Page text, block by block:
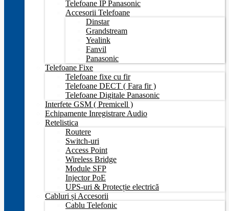
Telefoane IP Panasonic
Accesorii Telefoane
Dinstar
Grandstream
Yealink
Fanvil
Panasonic
Telefoane Fixe
Telefoane fixe cu fir
Telefoane DECT ( Fara fir )
Telefoane Digitale Panasonic
Interfete GSM ( Premicell )
Echipamente Inregistrare Audio
Retelistica
Routere
Switch-uri
Access Point
Wireless Bridge
Module SFP
Injector PoE
UPS-uri & Protecție electrică
Cabluri și Accesorii
Cablu Telefonic